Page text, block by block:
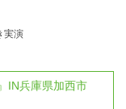
実演
IN兵庫県加西市